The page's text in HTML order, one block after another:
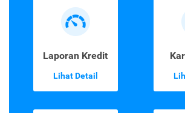
Laporan Kredit
Lihat Detail